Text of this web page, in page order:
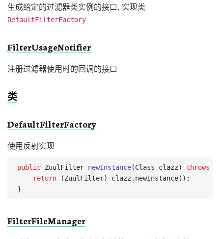
生成给定的过滤器类实例的接口, 实现类
DefaultFilterFactory
FilterUsageNotifier
注册过滤器使用时的回调的接口
类
DefaultFilterFactory
使用反射实现
public ZuulFilter newInstance(Class clazz) throws
return
(ZuulFilter) clazz. newInstance();
}
FilterFileManager